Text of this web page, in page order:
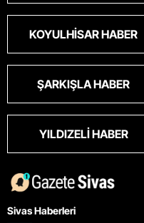
KOYULHISAR HABER
ŞARKIŞLA HABER
YILDIZELI HABER
Sivas Haberleri